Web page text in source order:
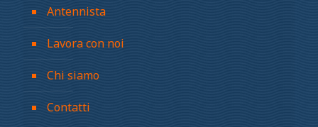
Antennista
Lavora con noi
Chi siamo
Contatti